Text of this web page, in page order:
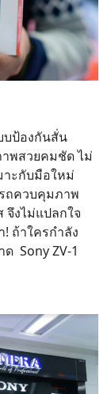
บป้องกันสั่น
พสวยคมชัด ไม่
าะกับมือใหม่
ถควบคุมภาพ
จึงไม่แปลกใจ
ถ้าใครกำลัง
Sony ZV-1